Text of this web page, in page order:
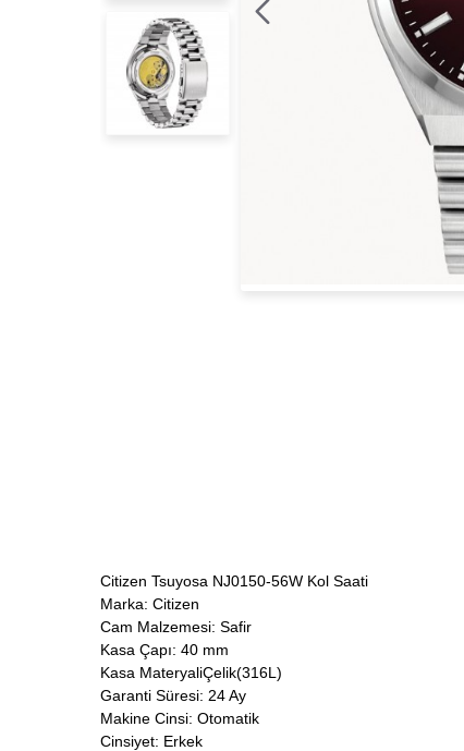
Citizen Tsuyosa NJ0150-56W Kol Saati
Marka: Citizen
Cam Malzemesi: Safir
Kasa Çapı: 40 mm
Kasa MateryaliÇelik(316L)
Garanti Süresi: 24 Ay
Makine Cinsi: Otomatik
Cinsiyet: Erkek